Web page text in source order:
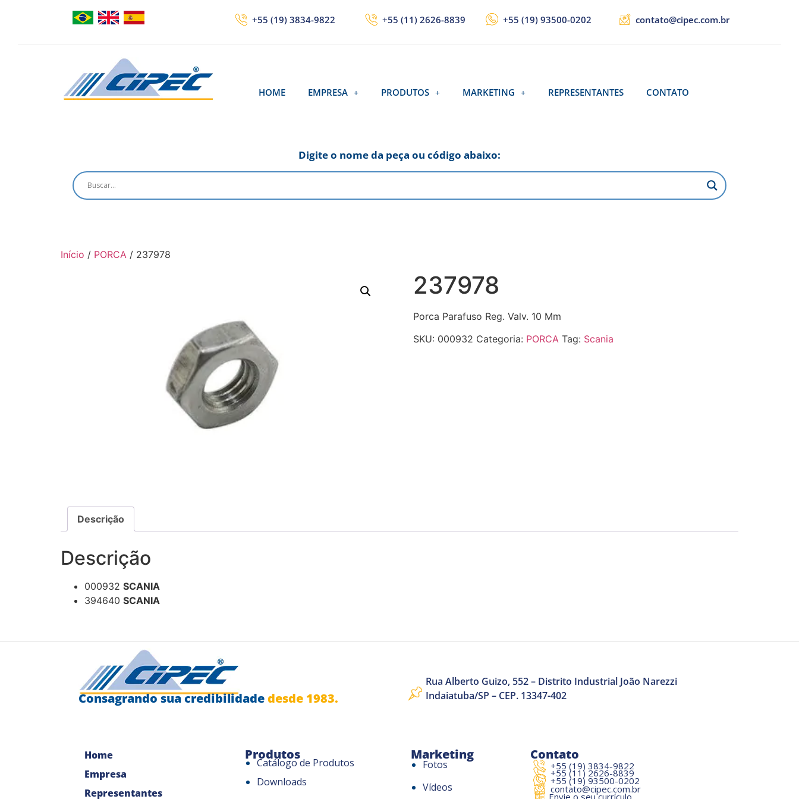
+55 (19) 3834-9822 +55 (11) 2626-8839 +55 (19) 93500-0202 contato@cipec.com.br
HOME EMPRESA PRODUTOS MARKETING REPRESENTANTES CONTATO
Digite o nome da peça ou código abaixo:
Início / PORCA / 237978
237978
Porca Parafuso Reg. Valv. 10 Mm
SKU: 000932 Categoria: PORCA Tag: Scania
Descrição
Descrição
000932 SCANIA
394640 SCANIA
Consagrando sua credibilidadedesde 1983.
Rua Alberto Guizo, 552 – Distrito Industrial João Narezzi
Indaiatuba/SP – CEP. 13347-402
Home
Empresa
Representantes
Produtos
Catálogo de Produtos
Downloads
Marketing
Fotos
Vídeos
Contato
+55 (19) 3834-9822
+55 (11) 2626-8839
+55 (19) 93500-0202
contato@cipec.com.br